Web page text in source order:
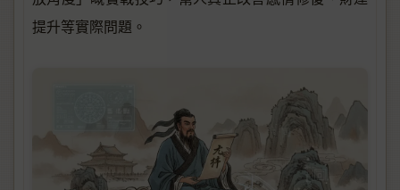
提升等實際問題。